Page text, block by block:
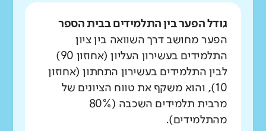
גודל הפער בין התלמידים בבית הספר
הפער מחושב דרך השוואה בין ציון
התלמידים בעשירון העליון (אחוזון 90)
לבין התלמידים בעשירון התחתון (אחוזון
10), והוא משקף את טווח הציונים של
מרבית תלמידים השכבה (80%
מהתלמידים).